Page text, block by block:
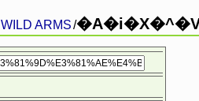
WILD ARMS/